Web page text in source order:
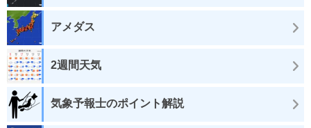
アメダス
2週間天気
気象予報士のポイント解説